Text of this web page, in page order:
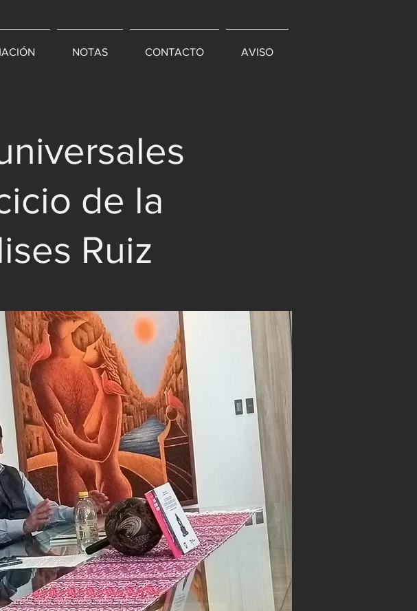
NOTAS CONTACTO AVISO
de la
Ruiz